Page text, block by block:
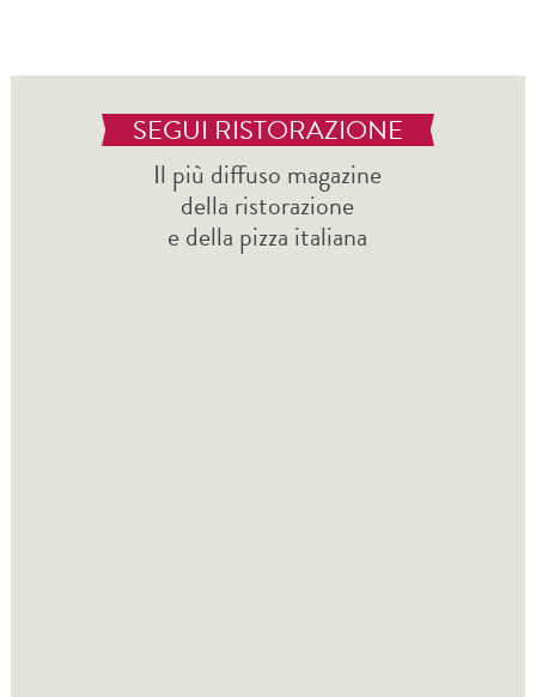
SEGUI RISTORAZIONE
Il più diffuso magazine
della ristorazione
e della pizza italiana